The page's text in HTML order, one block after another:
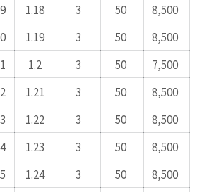
1.18 3 50
8,500
1.19 3 50
8,500
1.2 3 50
7,500
1.21 3 50
8,500
1.22 3 50
8,500
1.23 3 50
8,500
1.24 3 50
8,500